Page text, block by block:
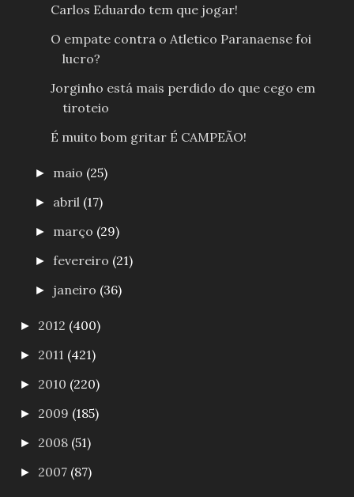
Carlos Eduardo tem que jogar!
O empate contra o Atletico Paranaense foi
lucro?
Jorginho está mais perdido do que cego em
tiroteio
É muito bom gritar É CAMPEÃO!
► maio (25)
► abril (17)
► março (29)
►fevereiro (21)
► janeiro (36)
► 2012 (400)
► 2011 (421)
► 2010 (220)
► 2009 (185)
► 2008 (51)
► 2007 (87)